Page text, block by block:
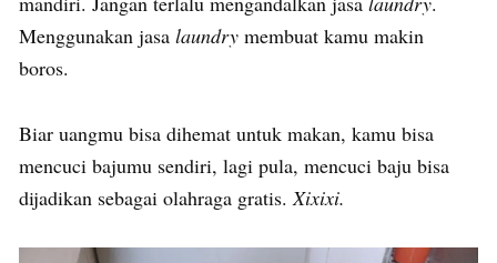
Menggunakan jasa laundry membuat kamu makin
boros.
Biar uangmu bisa dihemat untuk makan, kamu bisa
mencuci bajumu sendiri, lagi pula, mencuci baju bisa
dijadikan sebagai olahraga gratis.Xixixi.